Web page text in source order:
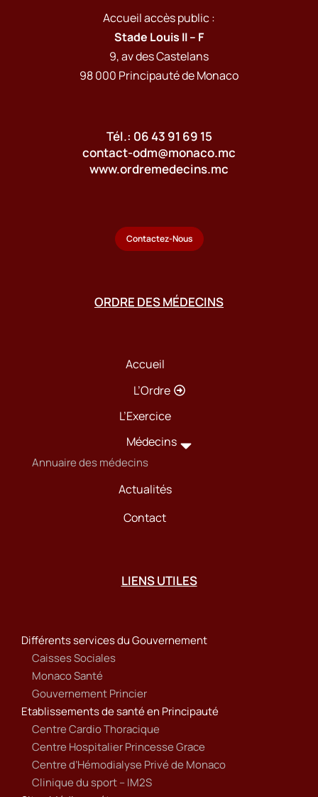
Accueil accès public :
Stade Louis II – F
9, av des Castelans
98 000 Principauté de Monaco
Tél.: 06 43 91 69 15
contact-odm@monaco.mc
www.ordremedecins.mc
Contactez-Nous
ORDRE DES MÉDECINS
Accueil
L’Ordre
L’Exercice
Médecins
Annuaire des médecins
Actualités
Contact
LIENS UTILES
Différents services du Gouvernement
Caisses Sociales
Monaco Santé
Gouvernement Princier
Etablissements de santé en Principauté
Centre Cardio Thoracique
Centre Hospitalier Princesse Grace
Centre d’Hémodialyse Privé de Monaco
Clinique du sport – IM2S